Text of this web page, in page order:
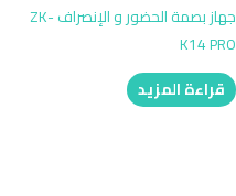
جهاز بصمة الحضور و الإنصراف ZK-
K14 PRO
قراءة المزيد